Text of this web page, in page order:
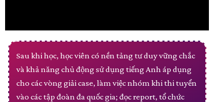
Sau khi học, học viên có nền tảng tư duy vững chắc
và khả năng chủ động sử dụng tiếng Anh áp dụng
cho các vòng giải case, làm việc nhóm khi thi tuyển
vào các tập đoàn đa quốc gia; đọc report, tổ chức